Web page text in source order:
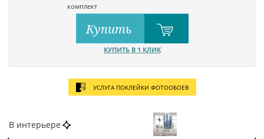
комплект
Купить
КУПИТЬ В 1 КЛИК
УСЛУГА ПОКЛЕЙКИ ФОТООБОЕВ
В интерьере